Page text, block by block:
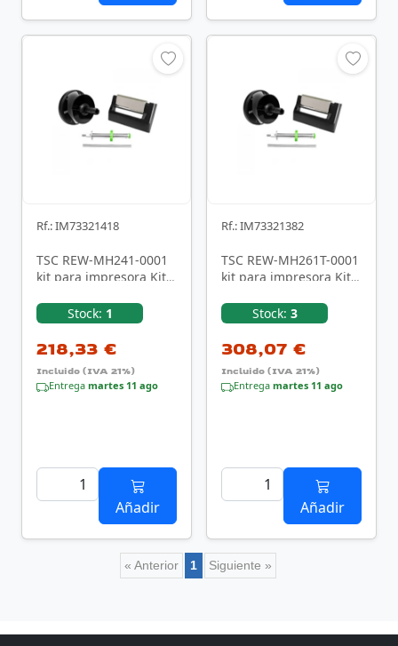
Rf.: IM73321418
TSC REW-MH241-0001
kit para impresora Kit
Stock: 1
218,33 €
Incluido (IVA 21%)
Entrega martes 11 ago
Añadir
Rf.: IM73321382
TSC REW-MH261T-0001
kit para impresora Kit
Stock: 3
308,07 €
Incluido (IVA 21%)
Entrega martes 11 ago
Añadir
« Anterior 1 Siguiente »